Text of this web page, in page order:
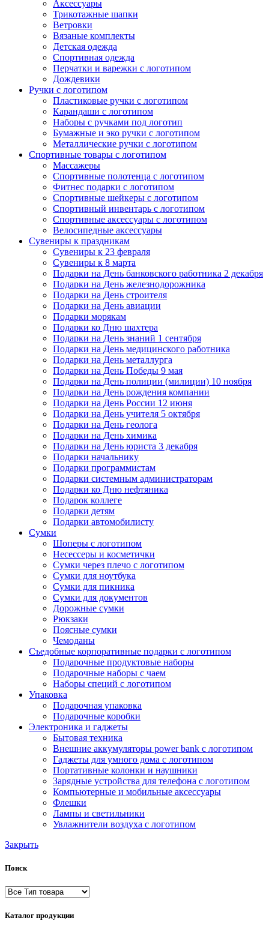
Аксессуары
Трикотажные шапки
Ветровки
Вязаные комплекты
Детская одежда
Спортивная одежда
Перчатки и варежки с логотипом
Дождевики
Ручки с логотипом
Пластиковые ручки с логотипом
Карандаши с логотипом
Наборы с ручками под логотип
Бумажные и эко ручки с логотипом
Металлические ручки с логотипом
Спортивные товары с логотипом
Массажеры
Спортивные полотенца с логотипом
Фитнес подарки с логотипом
Спортивные шейкеры с логотипом
Спортивный инвентарь с логотипом
Спортивные аксессуары с логотипом
Велосипедные аксессуары
Сувениры к праздникам
Сувениры к 23 февраля
Сувениры к 8 марта
Подарки на День банковского работника 2 декабря
Подарки на День железнодорожника
Подарки на День строителя
Подарки на День авиации
Подарки морякам
Подарки ко Дню шахтера
Подарки на День знаний 1 сентября
Подарки на День медицинского работника
Подарки на День металлурга
Подарки на День Победы 9 мая
Подарки на День полиции (милиции) 10 ноября
Подарки на День рождения компании
Подарки на День России 12 июня
Подарки на День учителя 5 октября
Подарки на День геолога
Подарки на День химика
Подарки на День юриста 3 декабря
Подарки начальнику
Подарки программистам
Подарки системным администраторам
Подарки ко Дню нефтяника
Подарок коллеге
Подарки детям
Подарки автомобилисту
Сумки
Шоперы с логотипом
Несессеры и косметички
Сумки через плечо с логотипом
Сумки для ноутбука
Сумки для пикника
Сумки для документов
Дорожные сумки
Рюкзаки
Поясные сумки
Чемоданы
Съедобные корпоративные подарки с логотипом
Подарочные продуктовые наборы
Подарочные наборы с чаем
Наборы специй с логотипом
Упаковка
Подарочная упаковка
Подарочные коробки
Электроника и гаджеты
Бытовая техника
Внешние аккумуляторы power bank с логотипом
Гаджеты для умного дома с логотипом
Портативные колонки и наушники
Зарядные устройства для телефона с логотипом
Компьютерные и мобильные аксессуары
Флешки
Лампы и светильники
Увлажнители воздуха с логотипом
Закрыть
Поиск
Каталог продукции